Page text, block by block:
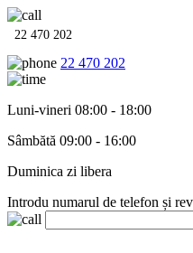
22 470 202
22 470 202
Luni-vineri 08:00 - 18:00
Sâmbătă 09:00 - 16:00
Duminica zi libera
Introdu numarul de telefon și